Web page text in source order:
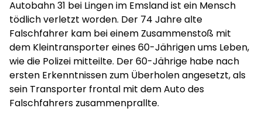
Autobahn 31 bei Lingen im Emsland ist ein Mensch
tödlich verletzt worden. Der 74 Jahre alte
Falschfahrer kam bei einem Zusammenstoß mit
dem Kleintransporter eines 60-Jährigen ums Leben,
wie die Polizei mitteilte. Der 60-Jährige habe nach
ersten Erkenntnissen zum Überholen angesetzt, als
sein Transporter frontal mit dem Auto des
Falschfahrers zusammenprallte.